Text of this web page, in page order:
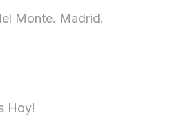
Monte. Madrid.
Hoy!